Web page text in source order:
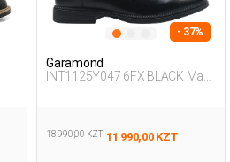
- 37%
Garamond
INT1125Y047 6FX BLACK Man
18 990,00 KZT 11 990,00 KZT